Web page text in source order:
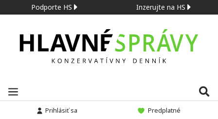
Podporte HS Inzerujte na HS
Prihlásiť sa Predplatné